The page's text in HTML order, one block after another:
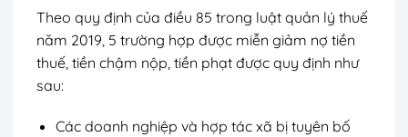
Theo quy định của điều 85 trong luật quản lý thuế
năm 2019, 5 trường hợp được miễn giảm nợ tiền
thuế, tiền chậm nộp, tiền phạt được quy định như
sau:
Các doanh nghiệp và hợp tác xã bị tuyên bố